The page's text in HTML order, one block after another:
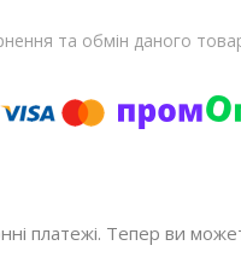
та обмін даного
платежі. Тепер ви